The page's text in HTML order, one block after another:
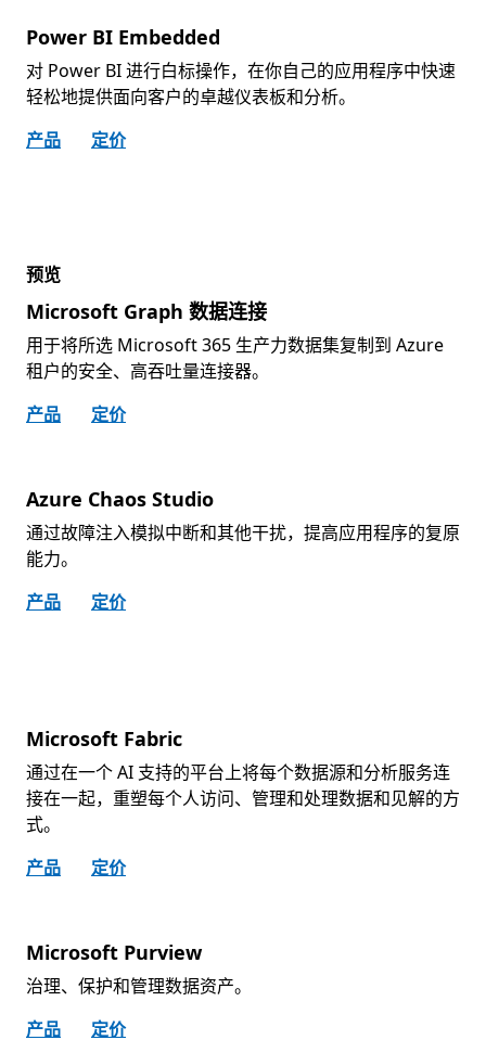
Power BI Embedded
对 Power BI 进行白标操作，在你自己的应用程序中快速
轻松地提供面向客户的卓越仪表板和分析。
产品
定价
预览
Microsoft Graph 数据连接
用于将所选 Microsoft 365 生产力数据集复制到 Azure
租户的安全、高吞吐量连接器。
产品
定价
Azure Chaos Studio
通过故障注入模拟中断和其他干扰，提高应用程序的复原
能力。
产品
定价
Microsoft Fabric
通过在一个 AI 支持的平台上将每个数据源和分析服务连
接在一起，重塑每个人访问、管理和处理数据和见解的方
式。
产品
定价
Microsoft Purview
治理、保护和管理数据资产。
产品
定价